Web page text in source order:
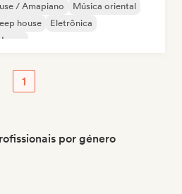
/ Amapiano
Música oriental
house
Eletrônica
1
por género